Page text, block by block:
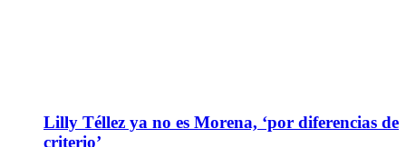
Lilly Téllez ya no es Morena, ‘por diferencias de
criterio’